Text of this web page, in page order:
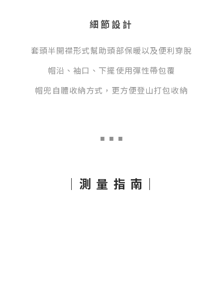
細節設計
套頭半開襟形式幫助頭部保暖以及便利穿脫
帽沿、袖口、下擺使用彈性帶包覆
帽兜自體收納方式，更方便登山打包收納
■ ■ ■
｜測 量 指 南｜